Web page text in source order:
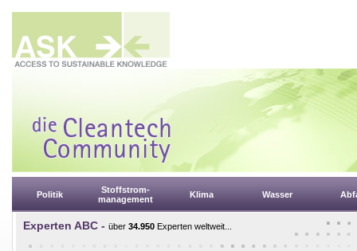
Politik
Stoffstrom-
management
Klima Wasser
Experten ABC - über 34.950 Experten weltweit...